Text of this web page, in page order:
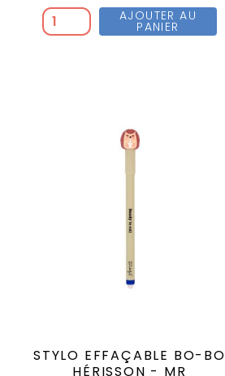
AJOUTER AU
PANIER
STYLO EFFAÇABLE BO-BO
HÉRISSON - MR